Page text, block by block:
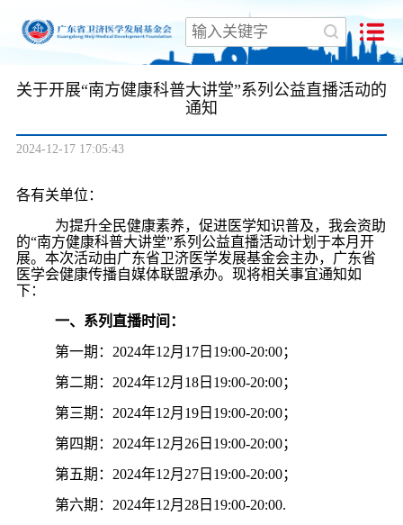
学发展基金
关于开展“南方健康科普大讲堂”系列公益直播活动的
通知
2024-12-17 17:05:43
各有关单位：
为提升全民健康素养，促进医学知识普及，我会资助
的“南方健康科普大讲堂”系列公益直播活动计划于本月开
展。本次活动由广东省卫济医学发展基金会主办，广东省
医学会健康传播自媒体联盟承办。现将相关事宜通知如
下：
一、系列直播时间：
第一期： 2024年12月 17日 19:00-20:00；
第二期： 2024年12月 18日 19:00-20:00；
第三期： 2024年12月 19日 19:00-20:00；
第四期： 2024年12月 26日 19:00-20:00；
第五期： 2024年12月 27日 19:00-20:00；
第六期： 2024年12月 28日 19:00-20:00.